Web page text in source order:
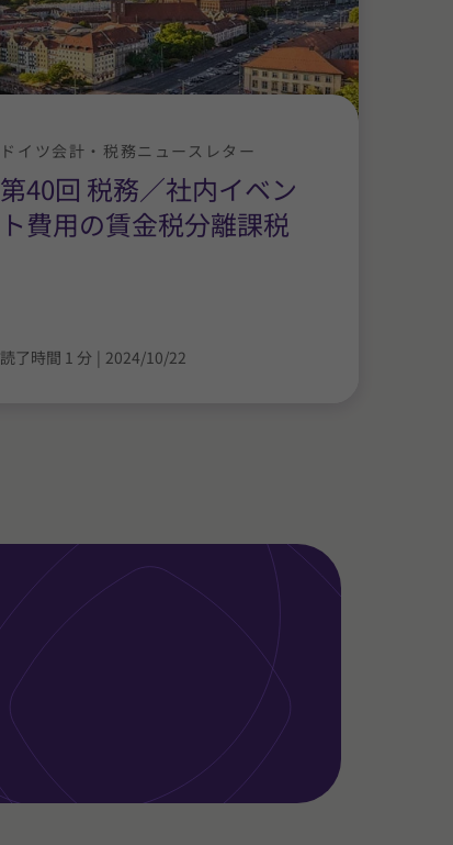
第40回 税務／社内イベン
ト費用の賃金税分離課税
ドイツ会計・税務ニュースレター
読了時間 1 分 | 2024/10/22